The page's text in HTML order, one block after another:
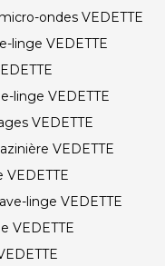
ondes VEDETTE
linge VEDETTE
linge VEDETTE
VEDETTE
VEDETTE
linge VEDETTE
VEDETTE